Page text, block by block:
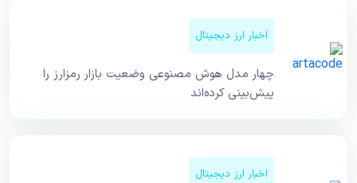
اخبار ارز دیجیتال
چهار مدل هوش مصنوعی وضعیت بازار رمزارز را
پیش‌بینی کرده‌اند
اخبار ارز دیجیتال